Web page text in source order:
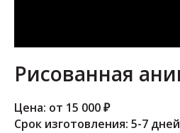
Рисованная
Цена: от 15 000 ₽
Срок изготовления: 5-7 дней